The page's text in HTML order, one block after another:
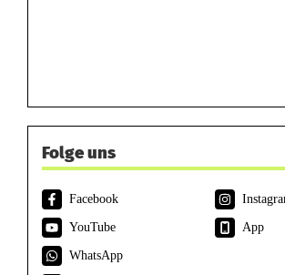
Folge uns
Facebook
YouTube
App
WhatsApp